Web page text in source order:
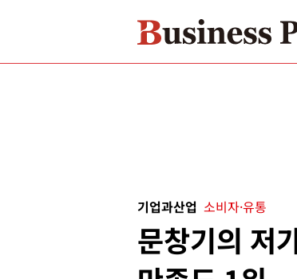
기업과산업 소비자·유통
문창기의 저